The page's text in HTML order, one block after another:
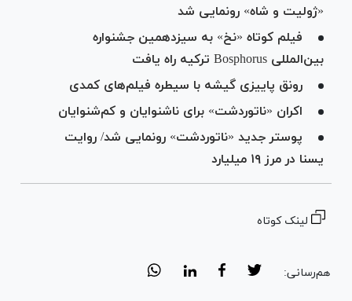
«ژولیت و شاه» رونمایی شد
فیلم کوتاه «نخ» به سیزدهمین جشنواره
بین‌المللی Bosphorus ترکیه راه یافت
رونق پاییزی گیشه با سیطره فیلم‌های کمدی
اکران «ناتوردشت» برای ناشنوایان و کم‌شنوایان
پوستر جدید «ناتوردشت» رونمایی شد/ روایت
یسنا در مرز ۱۹ میلیارد
لینک کوتاه
هم‌رسانی: